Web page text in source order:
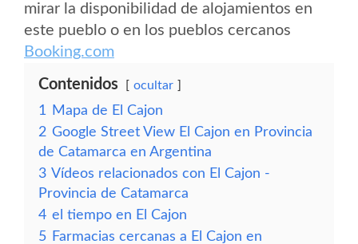
mirar la disponibilidad de alojamientos en
este pueblo o en los pueblos cercanos
Booking.com
Contenidos ocultar
1
Mapa de El Cajon
2 Google Street View El Cajon en Provincia
de Catamarca en Argentina
3 Vídeos relacionados con El Cajon -
Provincia de Catamarca
4 el tiempo en El Cajon
5 Farmacias cercanas a El Cajon en